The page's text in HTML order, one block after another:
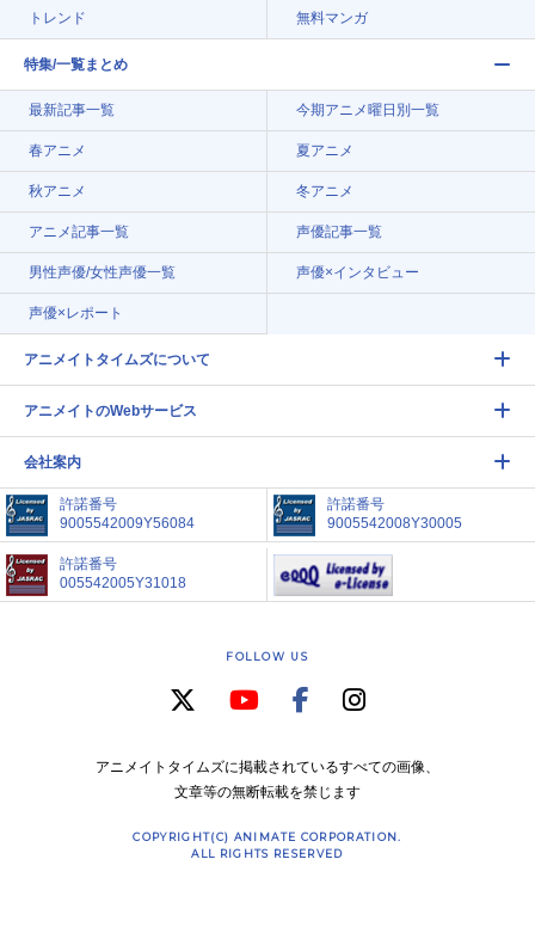
トレンド 無料マンガ
特集/一覧まとめ
最新記事一覧 今期アニメ曜日別一覧
春アニメ 夏アニメ
秋アニメ 冬アニメ
アニメ記事一覧 声優記事一覧
男性声優/女性声優一覧 声優×インタビュー
声優×レポート
アニメイトタイムズについて
アニメイトのWebサービス
会社案内
許諾番号
9005542009Y56084
許諾番号
9005542008Y30005
許諾番号
005542005Y31018
FOLLOW US
アニメイトタイムズに掲載されているすべての画像、
文章等の無断転載を禁じます
COPYRIGHT(C) ANIMATE CORPORATION.
ALL RIGHTS RESERVED